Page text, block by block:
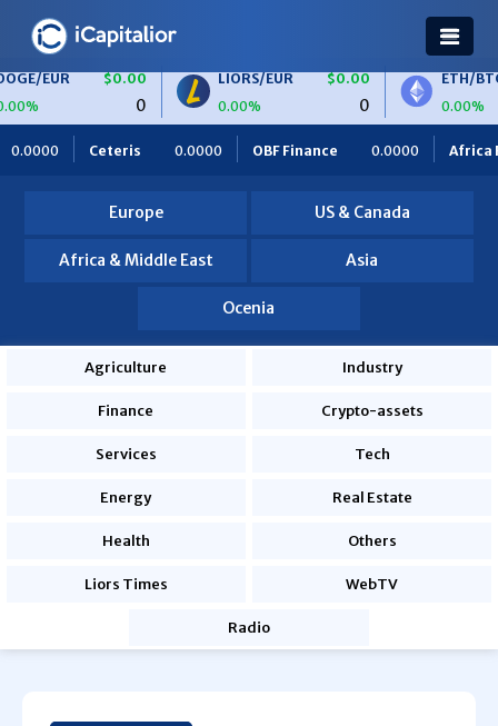
$0.00
LIORS/EUR
0.00%
$0.00
ETH/BTC
0.00%
$0.00
0
OBF Finance 0.0000 Africa Foodies 820.0000
Europe US & Canada
Africa & Middle East Asia
Ocenia
Agriculture Industry
Finance Crypto-assets
Services Tech
Energy Real Estate
Health Others
Liors Times WebTV
Radio